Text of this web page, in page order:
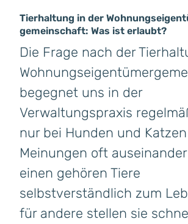
Tierhaltung in der
gemeinschaft: Was ist erlaubt?
Die Frage nach der
begegnet uns in der
Verwaltungspraxis
nur bei Hunden und
Meinungen oft
einen gehören Tiere
selbstverständlich zum
für andere stellen sie